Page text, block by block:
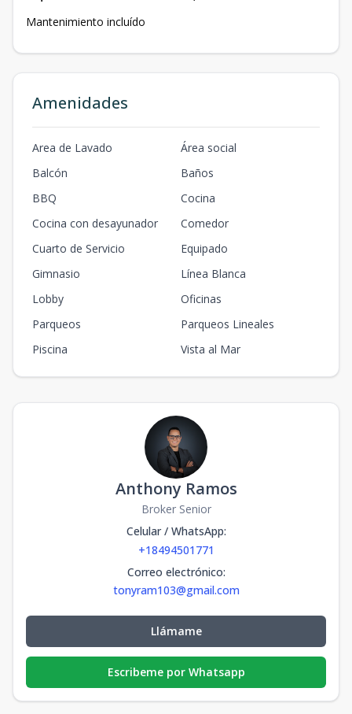
Mantenimiento incluído
Amenidades
Area de Lavado
Área social
Balcón
Baños
BBQ
Cocina
Cocina con desayunador
Comedor
Cuarto de Servicio
Equipado
Gimnasio
Línea Blanca
Lobby
Oficinas
Parqueos
Parqueos Lineales
Piscina
Vista al Mar
Anthony Ramos
Broker Senior
Celular / WhatsApp:
+18494501771
Correo electrónico:
tonyram103@gmail.com
Llámame
Escribeme por Whatsapp